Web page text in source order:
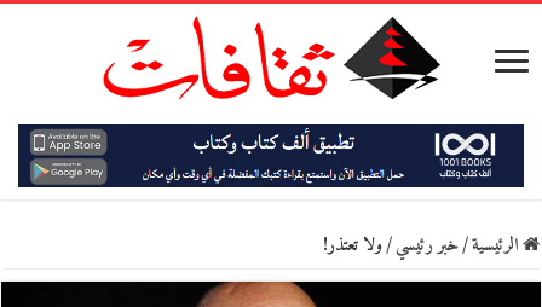
الرئيسية/خبر رئيسي/ولا تعتذر!